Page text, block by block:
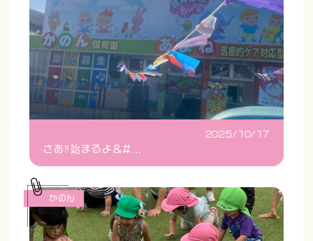
2025/10/17
さあ‼️始まるよ&#...
かのん